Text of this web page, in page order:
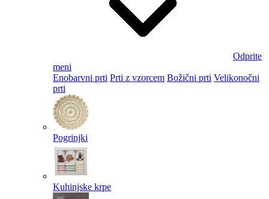
Odprite
meni
Enobarvni prti Prti z vzorcem Božični prti Velikonočni
prti​
Pogrinjki
Kuhinjske krpe